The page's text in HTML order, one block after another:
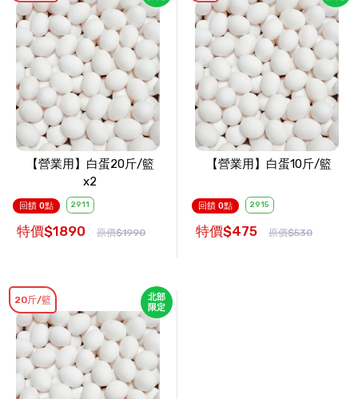
【營業用】白蛋20斤/籃
x2
回饋 0點 2911
特價$1890 原價$1990
【營業用】白蛋10斤/籃
回饋 0點 2915
特價$475 原價$530
北部
限定
20斤/籃